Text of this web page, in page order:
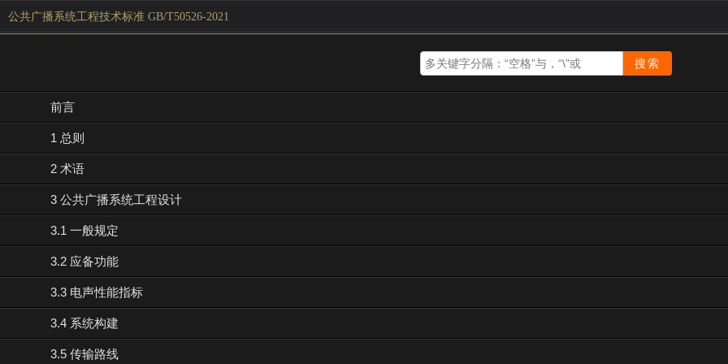
公共广播系统工程技术标准 GB/T50526-2021
前言
1 总则
2 术语
3 公共广播系统工程设计
3.1 一般规定
3.2 应备功能
3.3 电声性能指标
3.4 系统构建
3.5 传输路线